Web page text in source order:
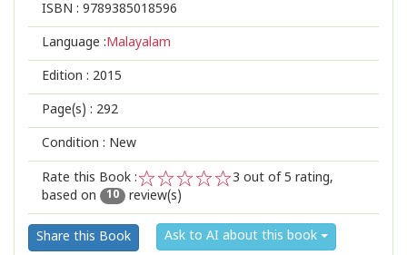
ISBN : 9789385018596
Language :Malayalam
Edition : 2015
Page(s) : 292
Condition : New
Rate this Book :
3
2
1
3 out of 5 rating,
based on
10 review(s)
Share this Book Ask to AI about this book